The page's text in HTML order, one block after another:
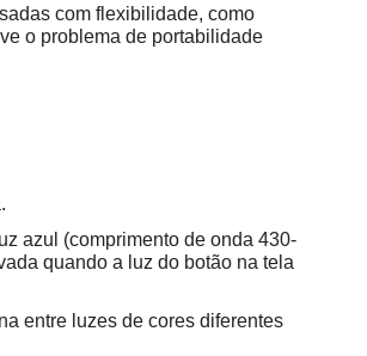
com flexibilidade, como
o problema de portabilidade
azul (comprimento de onda 430-
quando a luz do botão na tela
entre luzes de cores diferentes